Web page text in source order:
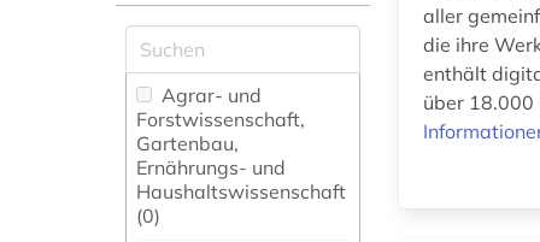
Agrar- und
Forstwissenschaft,
Gartenbau,
Ernährungs- und
Haushaltswissenschaft
(0)
aller
die ihre
enthält
über 18.000